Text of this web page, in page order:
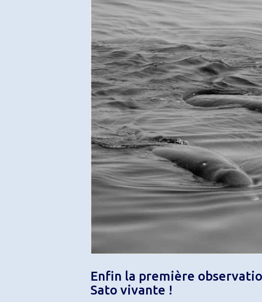
Enfin la première
Sato vivante !